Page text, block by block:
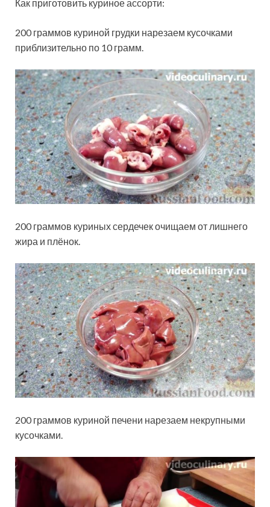
Как приготовить куриное ассорти:
200 граммов куриной грудки нарезаем кусочками
приблизительно по 10 грамм.
200 граммов куриных сердечек очищаем от лишнего
жира и плёнок.
200 граммов куриной печени нарезаем некрупными
кусочками.